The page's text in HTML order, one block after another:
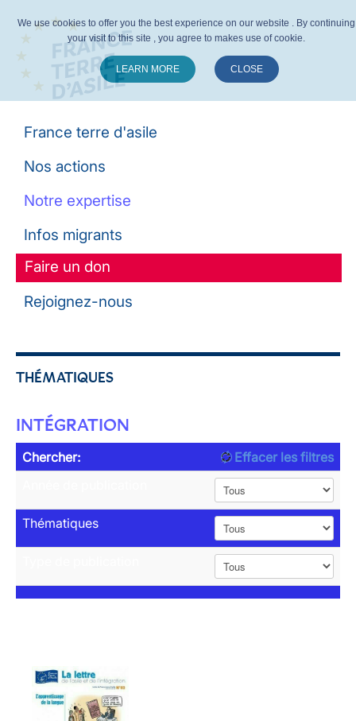
France terre d'asile
Nos actions
Notre expertise
Infos migrants
Faire un don
Rejoignez-nous
THÉMATIQUES
INTÉGRATION
Chercher:
Effacer les filtres
Thématiques
We use cookies to offer you the best experience on our website . By continuing
your visit to this site , you agree to makes use of cookie.
LEARN MORE CLOSE